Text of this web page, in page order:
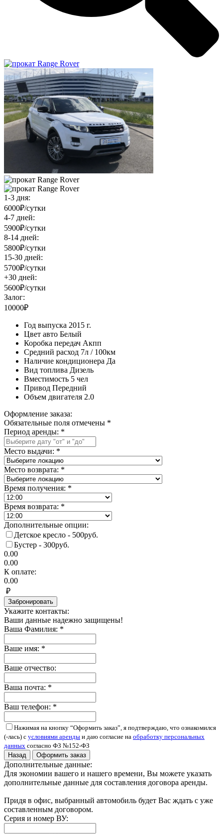
1-3 дня:
6000₽/сутки
4-7 дней:
5900₽/сутки
8-14 дней:
5800₽/сутки
15-30 дней:
5700₽/сутки
+30 дней:
5600₽/сутки
Залог:
10000₽
Год выпуска 2015 г.
Цвет авто Белый
Коробка передач Акпп
Средний расход 7л / 100км
Наличие кондиционера Да
Вид топлива Дизель
Вместимость 5 чел
Привод Передний
Объем двигателя 2.0
Оформление заказа:
Обязательные поля отмечены *
Период аренды: *
Место выдачи: *
Место возврата: *
Время получения: *
Время возврата: *
Дополнительные опции:
Детское кресло - 500руб.
Бустер - 300руб.
0.00
0.00
К оплате:
0.00
₽
Забронировать
Укажите контакты:
Ваши данные надежно защищены!
Ваша Фамилия: *
Ваше имя: *
Ваше отчество:
Ваша почта: *
Ваш телефон: *
Нажимая на кнопку “Оформить заказ”, я подтверждаю, что ознакомился
(-лась) с условиями аренды и даю согласие на обработку персональных
данных согласно ФЗ №152-ФЗ
Назад
Оформить заказ
Дополнительные данные:
Для экономии вашего и нашего времени, Вы можете указать
дополнительные данные для составления договора аренды.
Придя в офис, выбранный автомобиль будет Вас ждать с уже
составленным договором.
Серия и номер ВУ: